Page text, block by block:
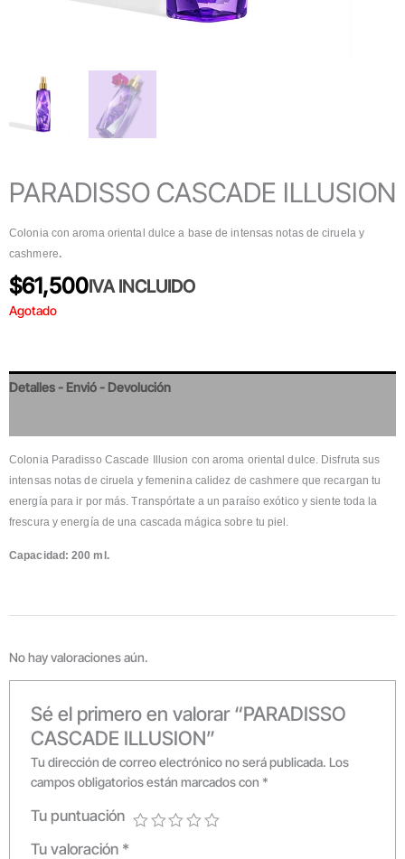
PARADISSO CASCADE ILLUSION
Colonia con aroma oriental dulce a base de intensas notas de ciruela y
cashmere.
$61,500IVA INCLUIDO
Agotado
Detalles - Envió - Devolución
Colonia Paradisso Cascade Illusion con aroma oriental dulce. Disfruta sus
intensas notas de ciruela y femenina calidez de cashmere que recargan tu
energía para ir por más. Transpórtate a un paraíso exótico y siente toda la
frescura y energía de una cascada mágica sobre tu piel.
Capacidad: 200 ml.
No hay valoraciones aún.
Sé el primero en valorar “PARADISSO
CASCADE ILLUSION”
Tu dirección de correo electrónico no será publicada. Los
campos obligatorios están marcados con *
Tu puntuación
Tu valoración *